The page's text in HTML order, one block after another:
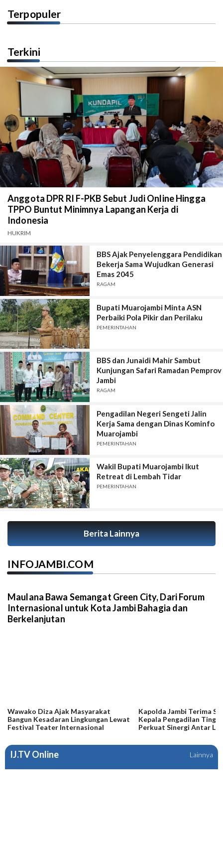
Terpopuler
Terkini
Anggota DPR RI F-PKB Sebut Judi Online Hingga
TPPO Buntut Minimnya Lapangan Kerja di
Indonesia
HUKRIM
BBS Ajak Penyelenggara Pendidikan
Bekerja Sama Wujudkan Generasi
Emas 2045
RAGAM
Bupati Muarojambi Minta ASN
Perbaiki Pola Pikir dan Perilaku
PEMERINTAHAN
BBS dan Junaidi Mahir Sambut
Kunjungan Safari Ramadan Pemprov
Jambi
RAGAM
Pengadilan Negeri Sengeti Jalin
Kerja Sama dengan Dinas Kominfo
Muarojambi
PEMERINTAHAN
Wakil Bupati Muarojambi Ikut
Retreat di Lembah Tidar
PEMERINTAHAN
Berita Lainnya
INFOJAMBI.COM
Maulana Bawa Semangat Green City, Dari Forum
Internasional untuk Kota Jambi Bahagia dan
Berkelanjutan
Wawako Diza Ajak Masyarakat
Bangun Kesadaran Lingkungan Lewat
Festival Teater Internasional
Kapolda Jambi Terima
Kepala Pengadilan Tinggi
Perkuat Sinergi Antar
IJ.TV Online Lainnya